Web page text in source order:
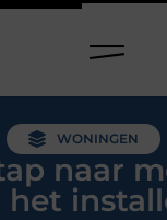
WONINGEN
naar